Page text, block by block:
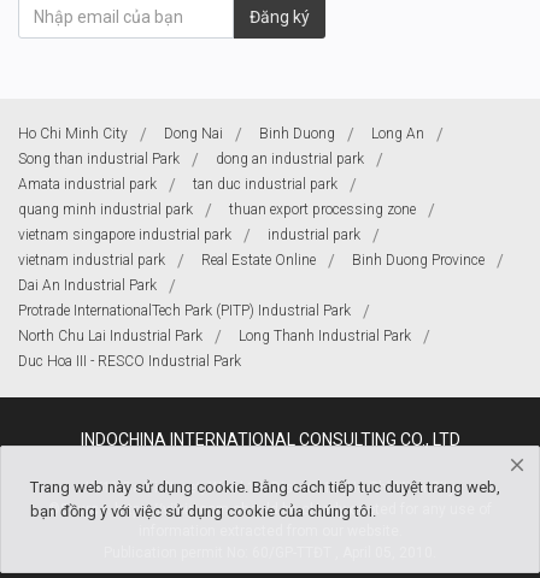
Đăng ký
Ho Chi Minh City Dong Nai Binh Duong
Long An
Song than industrial Park
dong an industrial park
Amata industrial park
tan duc industrial park
quang minh industrial park
thuan export processing zone
vietnam singapore industrial park
industrial park
vietnam industrial park
Real Estate Online
Binh Duong Province
Dai An Industrial Park
Protrade InternationalTech Park (PITP) Industrial Park
North Chu Lai Industrial Park
Long Thanh Industrial Park
Duc Hoa III - RESCO Industrial Park
INDOCHINA INTERNATIONAL CONSULTING CO., LTD
KK11 Ba Vi Street, Ward 15, District 10 ,Ho Chi Minh City
®Source: https://viipip.com should be clearly quoted for any use of
Trang web này sử dụng cookie. Bằng cách tiếp tục duyệt trang web,
bạn đồng ý với việc sử dụng cookie của chúng tôi.